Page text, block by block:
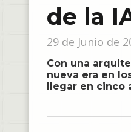
de la
29 de Junio de
Con una
nueva era en
llegar en cinco